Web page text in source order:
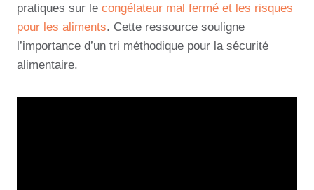
pratiques sur le congélateur mal fermé et les risques
pour les aliments. Cette ressource souligne
l’importance d’un tri méthodique pour la sécurité
alimentaire.